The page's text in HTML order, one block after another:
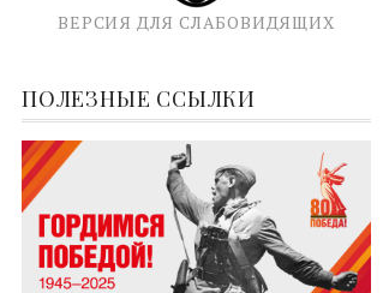
ВЕРСИЯ ДЛЯ СЛАБОВИДЯЩИХ
ПОЛЕЗНЫЕ ССЫЛКИ